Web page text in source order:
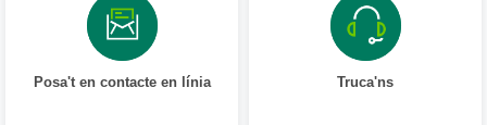
Posa't en contacte en línia Truca'ns